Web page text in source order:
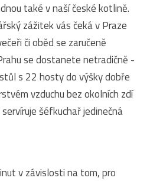
také v naší české kotlině.
zážitek vás čeká v Praze
či oběd se zaručeně
se dostanete netradičně -
s 22 hosty do výšky dobře
vzduchu bez okolních zdí
šéfkuchař jedinečná
v závislosti na tom, pro